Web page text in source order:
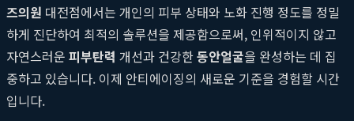
즈의원 대전점에서는 개인의 피부 상태와 노화 진행 정도를 정밀
하게 진단하여 최적의 솔루션을 제공함으로써, 인위적이지 않고
자연스러운 피부탄력 개선과 건강한동안얼굴을 완성하는 데 집
중하고 있습니다. 이제 안티에이징의 새로운 기준을 경험할 시간
입니다.